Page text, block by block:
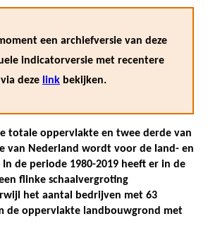
een archiefversie van deze
indicatorversie met recentere
deze link bekijken.
totale oppervlakte en twee derde van
van Nederland wordt voor de land- en
de periode 1980-2019 heeft er in de
flinke schaalvergroting
het aantal bedrijven met 63
de oppervlakte landbouwgrond met